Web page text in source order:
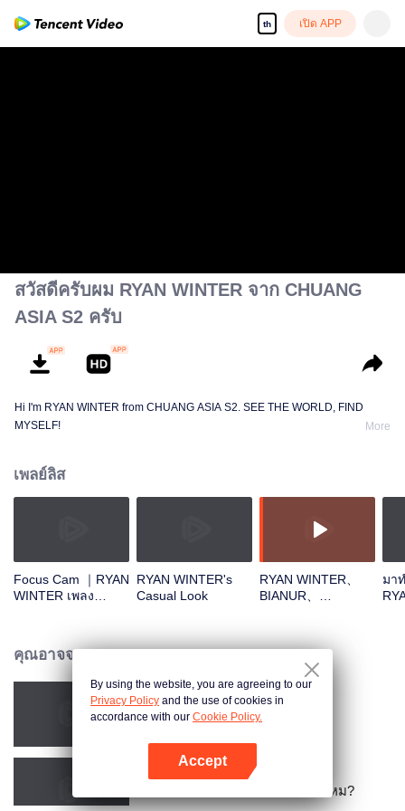
th เปิด APP
สวัสดีครับผม RYAN WINTER จาก CHUANG
ASIA S2 ครับ
Hi I'm RYAN WINTER from CHUANG ASIA S2. SEE THE WORLD, FIND
MYSELF!
More
เพลย์ลิส
Focus Cam ｜RYAN
WINTER เพลง
RYAN WINTER's
Casual Look
RYAN WINTER、
BIANUR、
envelopes in the
New Year! Let's
witness the luck
together!
มา
คุณอาจจะชอบ
รอยกัดนี้หวานนัก
สิบปีแห่งความฝัน – จะพบกันอีกไหม?
By using the website, you are agreeing to our
Privacy Policy and the use of cookies in
accordance with our Cookie Policy.
Accept